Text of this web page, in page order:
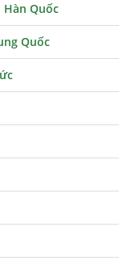
Hàn Quốc
Quốc